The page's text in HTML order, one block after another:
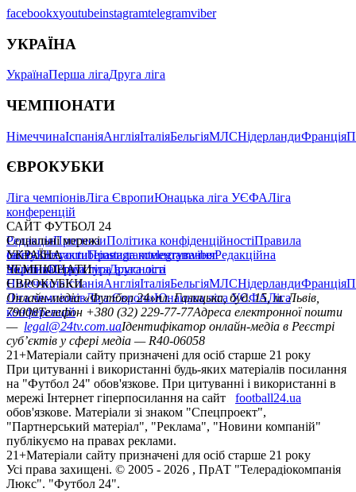
facebookxyoutubeinstagramtelegramviber
УКРАЇНА
УкраїнаПерша лігаДруга ліга
ЧЕМПІОНАТИ
НімеччинаІспаніяАнгліяІталіяБельгіяМЛСНідерландиФранція
ЄВРОКУБКИ
Ліга чемпіонівЛіга ЄвропиЮнацька ліга УЄФАЛіга
конференцій
САЙТ ФУТБОЛ 24
РедакціяПрогнозиПолітика конфіденційностіПравила
сайтуКонтактиПравила коментуванняРедакційна
політикаСтруктура власності
Соціальні мережі
facebookxyoutubeinstagramtelegramviber
УКРАЇНА
УкраїнаПерша лігаДруга ліга
ЧЕМПІОНАТИ
НімеччинаІспаніяАнгліяІталіяБельгіяМЛСНідерландиФранція
ЄВРОКУБКИ
Ліга чемпіонівЛіга ЄвропиЮнацька ліга УЄФАЛіга
конференцій
Онлайн-медіа «Футбол 24»пл. Галицька, буд. 15, м. Львів,
79008Телефон +380 (32) 229-77-77Адреса електронної пошти
— legal@24tv.com.uaІдентифікатор онлайн-медіа в Реєстрі
суб’єктів у сфері медіа — R40-06058
21+Матеріали сайту призначені для осіб старше 21 року
При цитуванні і використанні будь-яких матеріалів посилання
на "Футбол 24" обов'язкове. При цитуванні і використанні в
мережі Інтернет гіперпосилання на сайт
football24.ua
обов'язкове. Матеріали зі знаком "Спецпроект",
"Партнерський матеріал", "Реклама", "Новини компаній"
публікуємо на правах реклами.
21+Матеріали сайту призначені для осіб старше 21 року
Усi права захищенi. © 2005 - 2026 , ПрАТ "Телерадіокомпанія
Люкс". "Футбол 24".